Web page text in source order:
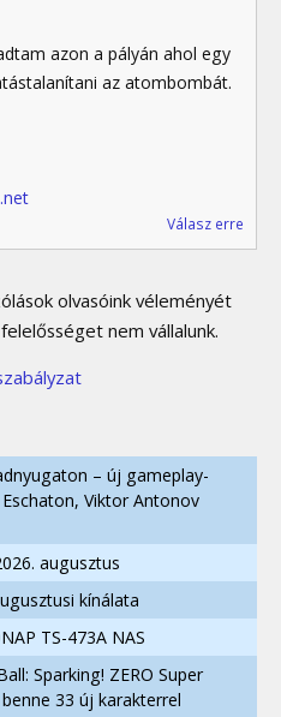
azon a pályán ahol egy
az atombombát.
Válasz erre
olvasóink véleményét
nem vállalunk.
– új gameplay-
Viktor Antonov
augusztus
kínálata
TS-473A NAS
Sparking! ZERO Super
33 új karakterrel